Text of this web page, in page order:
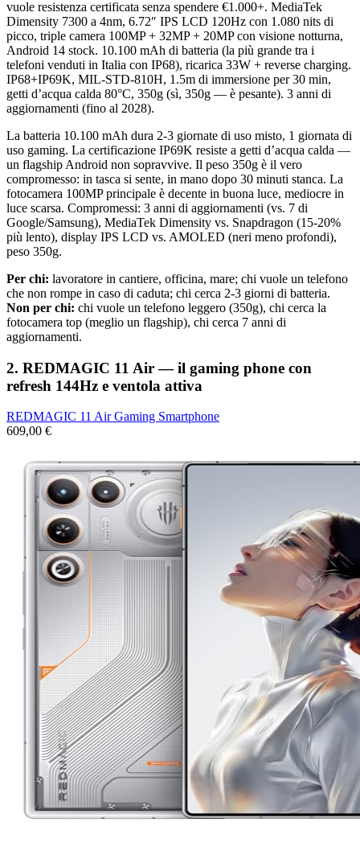
vuole resistenza certificata senza spendere €1.000+. MediaTek
Dimensity 7300 a 4nm, 6.72″ IPS LCD 120Hz con 1.080 nits di
picco, triple camera 100MP + 32MP + 20MP con visione notturna,
Android 14 stock. 10.100 mAh di batteria (la più grande tra i
telefoni venduti in Italia con IP68), ricarica 33W + reverse charging.
IP68+IP69K, MIL-STD-810H, 1.5m di immersione per 30 min,
getti d’acqua calda 80°C, 350g (sì, 350g — è pesante). 3 anni di
aggiornamenti (fino al 2028).
La batteria 10.100 mAh dura 2-3 giornate di uso misto, 1 giornata di
uso gaming. La certificazione IP69K resiste a getti d’acqua calda —
un flagship Android non sopravvive. Il peso 350g è il vero
compromesso: in tasca si sente, in mano dopo 30 minuti stanca. La
fotocamera 100MP principale è decente in buona luce, mediocre in
luce scarsa. Compromessi: 3 anni di aggiornamenti (vs. 7 di
Google/Samsung), MediaTek Dimensity vs. Snapdragon (15-20%
più lento), display IPS LCD vs. AMOLED (neri meno profondi),
peso 350g.
Per chi: lavoratore in cantiere, officina, mare; chi vuole un telefono
che non rompe in caso di caduta; chi cerca 2-3 giorni di batteria.
Non per chi: chi vuole un telefono leggero (350g), chi cerca la
fotocamera top (meglio un flagship), chi cerca 7 anni di
aggiornamenti.
2. REDMAGIC 11 Air — il gaming phone con
refresh 144Hz e ventola attiva
REDMAGIC 11 Air Gaming Smartphone
609,00 €